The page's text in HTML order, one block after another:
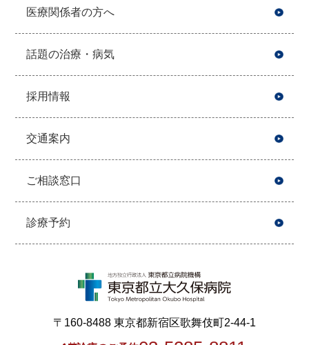
医療関係者の方へ
話題の治療・病気
採用情報
交通案内
ご相談窓口
診療予約
〒160-8488 東京都新宿区歌舞伎町2-44-1